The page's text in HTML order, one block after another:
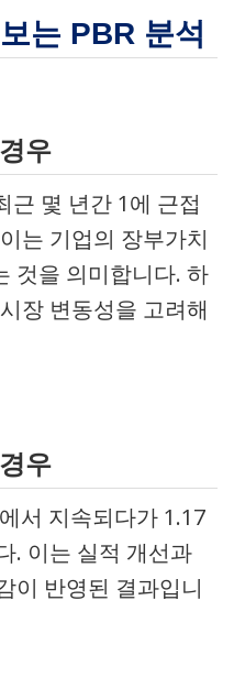
는 PBR 분석
우
근 몇 년간 1에 근접
는 기업의 장부가치
것을 의미합니다. 하
장 변동성을 고려해
우
서 지속되다가 1.17
. 이는 실적 개선과
이 반영된 결과입니